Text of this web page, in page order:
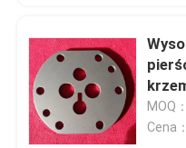
608 łożysk
Hybrydowe łożyska
dla
MOQ
Cena